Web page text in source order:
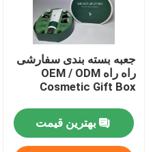
جعبه بسته بندی سفارشی
راه راه OEM / ODM
Cosmetic Gift Box
بهترین قیمت